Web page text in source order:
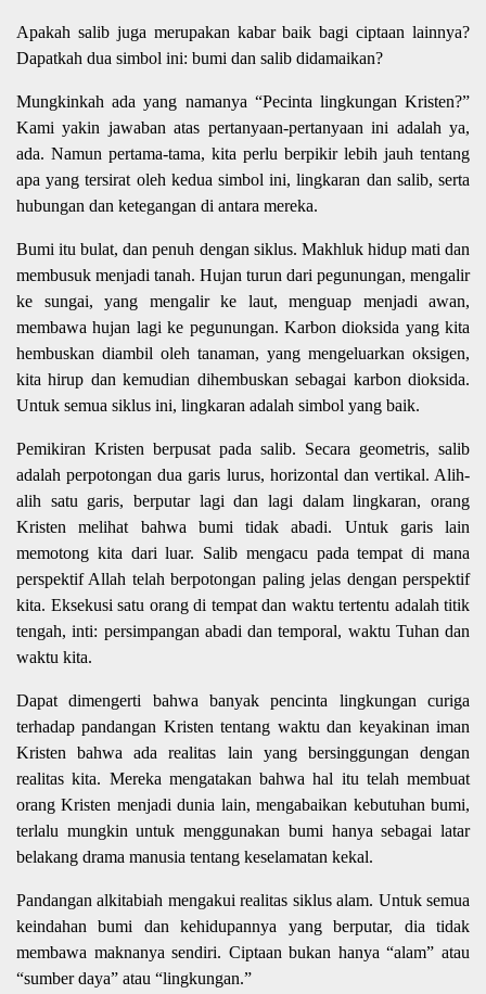
Apakah salib juga merupakan kabar baik bagi ciptaan lainnya?
Dapatkah dua simbol ini: bumi dan salib didamaikan?
Mungkinkah ada yang namanya “Pecinta lingkungan Kristen?”
Kami yakin jawaban atas pertanyaan-pertanyaan ini adalah ya,
ada. Namun pertama-tama, kita perlu berpikir lebih jauh tentang
apa yang tersirat oleh kedua simbol ini, lingkaran dan salib, serta
hubungan dan ketegangan di antara mereka.
Bumi itu bulat, dan penuh dengan siklus. Makhluk hidup mati dan
membusuk menjadi tanah. Hujan turun dari pegunungan, mengalir
ke sungai, yang mengalir ke laut, menguap menjadi awan,
membawa hujan lagi ke pegunungan. Karbon dioksida yang kita
hembuskan diambil oleh tanaman, yang mengeluarkan oksigen,
kita hirup dan kemudian dihembuskan sebagai karbon dioksida.
Untuk semua siklus ini, lingkaran adalah simbol yang baik.
Pemikiran Kristen berpusat pada salib. Secara geometris, salib
adalah perpotongan dua garis lurus, horizontal dan vertikal. Alih-
alih satu garis, berputar lagi dan lagi dalam lingkaran, orang
Kristen melihat bahwa bumi tidak abadi. Untuk garis lain
memotong kita dari luar. Salib mengacu pada tempat di mana
perspektif Allah telah berpotongan paling jelas dengan perspektif
kita. Eksekusi satu orang di tempat dan waktu tertentu adalah titik
tengah, inti: persimpangan abadi dan temporal, waktu Tuhan dan
waktu kita.
Dapat dimengerti bahwa banyak pencinta lingkungan curiga
terhadap pandangan Kristen tentang waktu dan keyakinan iman
Kristen bahwa ada realitas lain yang bersinggungan dengan
realitas kita. Mereka mengatakan bahwa hal itu telah membuat
orang Kristen menjadi dunia lain, mengabaikan kebutuhan bumi,
terlalu mungkin untuk menggunakan bumi hanya sebagai latar
belakang drama manusia tentang keselamatan kekal.
Pandangan alkitabiah mengakui realitas siklus alam. Untuk semua
keindahan bumi dan kehidupannya yang berputar, dia tidak
membawa maknanya sendiri. Ciptaan bukan hanya “alam” atau
“sumber daya” atau “lingkungan.”